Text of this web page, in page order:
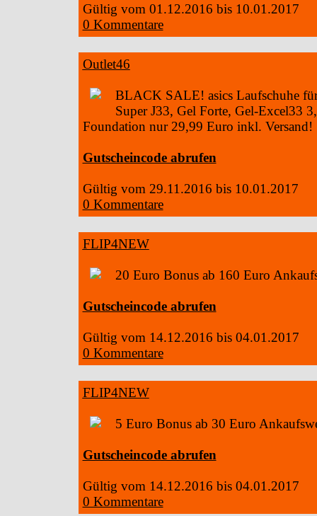
Gültig vom 01.12.2016 bis 10.01.2017
0 Kommentare
Outlet46
BLACK SALE! asics Laufschuhe
Super J33, Gel Forte, Gel-Excel33
Foundation nur 29,99 Euro inkl. Versand!
Gutscheincode abrufen
Gültig vom 29.11.2016 bis 10.01.2017
0 Kommentare
FLIP4NEW
20 Euro Bonus ab 160 Euro
Gutscheincode abrufen
Gültig vom 14.12.2016 bis 04.01.2017
0 Kommentare
FLIP4NEW
5 Euro Bonus ab 30 Euro
Gutscheincode abrufen
Gültig vom 14.12.2016 bis 04.01.2017
0 Kommentare